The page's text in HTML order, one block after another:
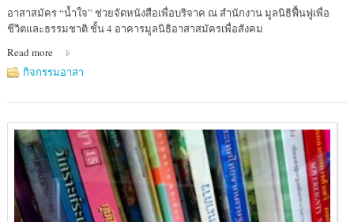
Location
:
4
อาคาร
อาสา
เพื่อ
สังคม
Thai
Volunteer
Service
ห้วยขวาง
อาสาสมัคร “น้ำใจ” ช่วยจัดหนังสือเพื่อบริจาค ณ สำนักงาน มูลนิธิฟื้นฟูเพื่อ
ชีวิตและธรรมชาติ ชั้น 4 อาคารมูลนิธิอาสาสมัครเพื่อสังคม
Read more
กิจกรรมอาสา